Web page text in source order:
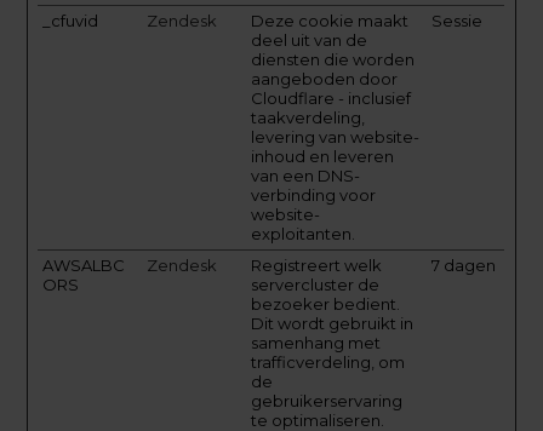
_cfuvid Zendesk
Deze cookie maakt
deel uit van de
diensten die worden
aangeboden door
Cloudflare - inclusief
taakverdeling,
levering van website-
inhoud en leveren
van een DNS-
verbinding voor
website-
exploitanten.
Sessie
AWSALBC
ORS
Zendesk
Registreert welk
servercluster de
bezoeker bedient.
Dit wordt gebruikt in
samenhang met
trafficverdeling, om
de
gebruikerservaring
te optimaliseren.
7 dagen